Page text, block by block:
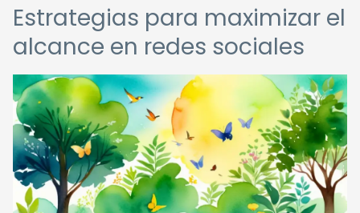
Estrategias para maximizar el
alcance en redes sociales